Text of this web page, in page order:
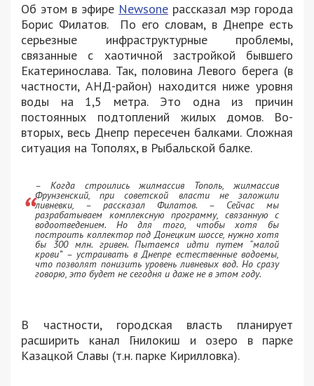
Об этом в эфире Newsone рассказал мэр города
Борис Филатов. По его словам, в Днепре есть
серьезные инфраструктурные проблемы,
связанные с хаотичной застройкой бывшего
Екатеринослава. Так, половина Левого берега (в
частности, АНД-район) находится ниже уровня
воды на 1,5 метра. Это одна из причин
постоянных подтоплений жилых домов. Во-
вторых, весь Днепр пересечен балками. Сложная
ситуация на Тополях, в Рыбальской балке.
– Когда строились жилмассив Тополь, жилмассив
Фрунзенский, при советской власти не заложили
ливневки, – рассказал Филатов. – Сейчас мы
разрабатываем комплексную программу, связанную с
водоотведением. Но для того, чтобы хотя бы
построить коллектор под Донецким шоссе, нужно хотя
бы 300 млн. гривен. Пытаемся идти путем “малой
крови” – устраивать в Днепре естественные водоемы,
что позволят понизить уровень ливневых вод. Но сразу
говорю, это будет не сегодня и даже не в этом году.
В частности, городская власть планирует
расширить канал Гнилокиш и озеро в парке
Казацкой Славы (т.н. парке Кирилловка).